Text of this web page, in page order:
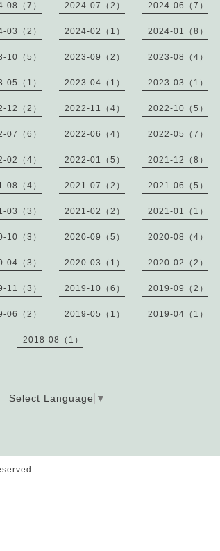
08（7） 2024-07（2） 2024-06（7）
03（2） 2024-02（1） 2024-01（8）
10（5） 2023-09（2） 2023-08（4）
05（1） 2023-04（1） 2023-03（1）
12（2） 2022-11（4） 2022-10（5）
07（6） 2022-06（4） 2022-05（7）
02（4） 2022-01（5） 2021-12（8）
08（4） 2021-07（2） 2021-06（5）
03（3） 2021-02（2） 2021-01（1）
10（3） 2020-09（5） 2020-08（4）
04（3） 2020-03（1） 2020-02（2）
11（3） 2019-10（6） 2019-09（2）
06（2） 2019-05（1） 2019-04（1）
2018-08（1）
Select Language ▼